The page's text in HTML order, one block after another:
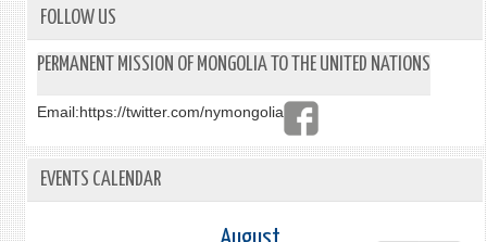
FOLLOW US
PERMANENT MISSION OF MONGOLIA TO THE UNITED NATIONS
Email:https://twitter.com/nymongolia
EVENTS CALENDAR